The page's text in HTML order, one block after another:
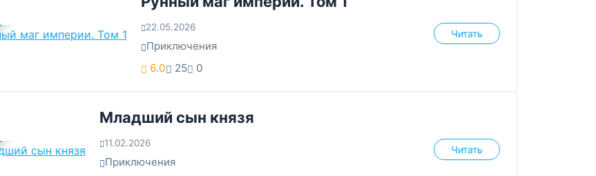
22.05.2026
Приключения
6.0
25 0
Читать
Младший сын князя
11.02.2026
Приключения
Читать